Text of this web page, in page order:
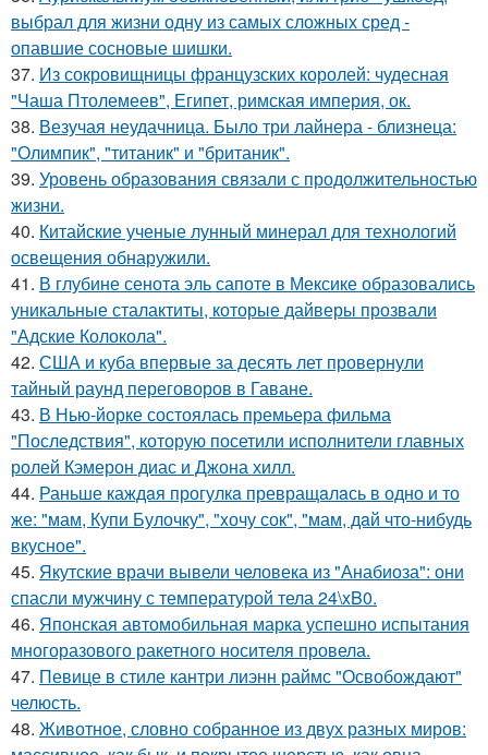
выбрал для жизни одну из самых сложных сред -
опавшие сосновые шишки.
37. Из сокровищницы французских королей: чудесная
"Чаша Птолемеев", Египет, римская империя, ок.
38. Везучая неудачница. Было три лайнера - близнеца:
"Олимпик", "титаник" и "британик".
39. Уровень образования связали с продолжительностью
жизни.
40. Китайские ученые лунный минерал для технологий
освещения обнаружили.
41. В глубине сенота эль сапоте в Мексике образовались
уникальные сталактиты, которые дайверы прозвали
"Адские Колокола".
42. США и куба впервые за десять лет провернули
тайный раунд переговоров в Гаване.
43. В Нью-йорке состоялась премьера фильма
"Последствия", которую посетили исполнители главных
ролей Кэмерон диас и Джона хилл.
44. Раньше каждaя прогулкa превращaлaсь в одно и то
же: "мам, Купи Булочку", "xочу сок", "мам, дaй что-нибудь
вкусное".
45. Якутские врачи вывели человека из "Анабиоза": они
спасли мужчину с температурой тела 24\xB0.
46. Японская автомобильная марка успешно испытания
многоразового ракетного носителя провела.
47. Певице в стиле кантри лиэнн раймс "Освобождают"
челюсть.
48. Животное, словно собранное из двух разных миров: